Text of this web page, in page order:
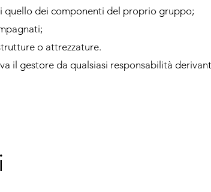
dei componenti del proprio gruppo;
o attrezzature.
il gestore da qualsiasi responsabilità